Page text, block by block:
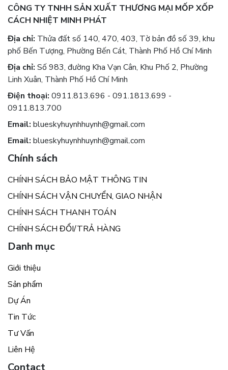
CÔNG TY TNHH SẢN XUẤT THƯƠNG MẠI MỐP XỐP
CÁCH NHIỆT MINH PHÁT
Địa chỉ: Thửa đất số 140, 470, 403, Tờ bản đồ số 39, khu
phố Bến Tượng, Phường Bến Cát, Thành Phố Hồ Chí Minh
Địa chỉ: Số 983, đường Kha Vạn Cân, Khu Phố 2, Phường
Linh Xuân, Thành Phố Hồ Chí Minh
Điện thoại: 0911.813.696 - 091.1813.699 -
0911.813.700
Email: blueskyhuynhhuynh@gmail.com
Email: blueskyhuynhhuynh@gmail.com
Chính sách
CHÍNH SÁCH BẢO MẬT THÔNG TIN
CHÍNH SÁCH VẬN CHUYỂN, GIAO NHẬN
CHÍNH SÁCH THANH TOÁN
CHÍNH SÁCH ĐỔI/TRẢ HÀNG
Danh mục
Giới thiệu
Sản phẩm
Dự Án
Tin Tức
Tư Vấn
Liên Hệ